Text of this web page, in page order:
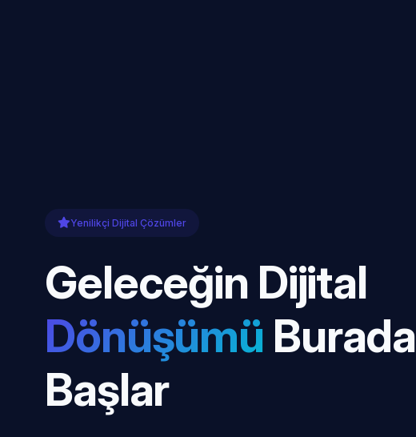
Yenilikçi Dijital Çözümler
Geleceğin Dijital
Dönüşümü Burada
Başlar